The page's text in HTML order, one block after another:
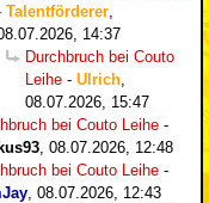
Talentförderer
14:37
Durchbruch bei Couto
Leihe - Ulrich
08.07.2026, 15:47
bei Couto Leihe -
08.07.2026, 12:48
bei Couto Leihe -
08.07.2026, 12:43